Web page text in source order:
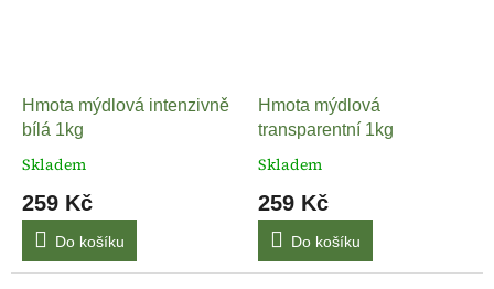
Hmota mýdlová intenzivně
bílá 1kg
Skladem
259 Kč
Do košíku
Hmota mýdlová
transparentní 1kg
Skladem
259 Kč
Do košíku